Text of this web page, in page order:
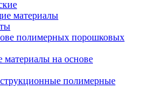
материалы
полимерных порошковых
на основе
полимерные